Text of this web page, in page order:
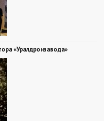
«Уралдронзавода»